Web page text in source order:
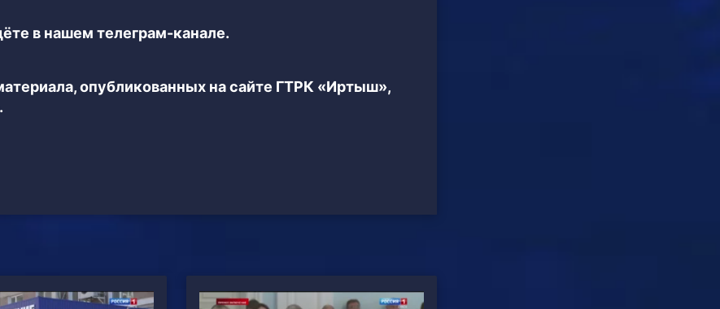
в нашем телеграм-канале.
опубликованных на сайте ГТРК «Иртыш»,